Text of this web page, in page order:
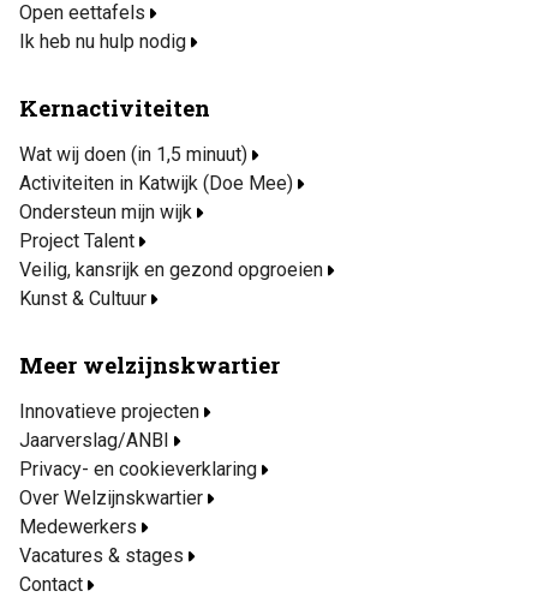
Open eettafels
Ik heb nu hulp nodig
Kernactiviteiten
Wat wij doen (in 1,5 minuut)
Activiteiten in Katwijk (Doe Mee)
Ondersteun mijn wijk
Project Talent
Veilig, kansrijk en gezond opgroeien
Kunst & Cultuur
Meer welzijnskwartier
Innovatieve projecten
Jaarverslag/ANBI
Privacy- en cookieverklaring
Over Welzijnskwartier
Medewerkers
Vacatures & stages
Contact